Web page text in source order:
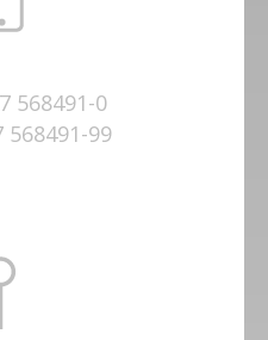
568491-0
568491-99